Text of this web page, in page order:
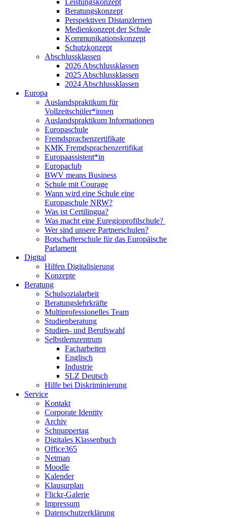
Leistungskonzept
Beratungskonzept
Perspektiven Distanzlernen
Medienkonzept der Schule
Kommunikationskonzept
Schutzkonzept
Abschlussklassen
2026 Abschlussklassen
2025 Abschlussklassen
2024 Abschlussklassen
Europa
Auslandspraktikum für
Vollzeitschüler*innen
Auslandspraktikum Informationen
Europaschule
Fremdsprachenzertifikate
KMK Fremdsprachenzertifikat
Europaassistent*in
Europaclub
BWV means Business
Schule mit Courage
Wann wird eine Schule eine
Europaschule NRW?
Was ist Certilingua?
Was macht eine Euregioprofilschule?
Wer sind unsere Partnerschulen?
Botschafterschule für das Europäische
Parlament
Digital
Hilfen Digitalisierung
Konzepte
Beratung
Schulsozialarbeit
Beratungslehrkräfte
Multiprofessionelles Team
Studienberatung
Studien- und Berufswahl
Selbstlernzentrum
Facharbeiten
Englisch
Industrie
SLZ Deutsch
Hilfe bei Diskriminierung
Service
Kontakt
Corporate Identity
Archiv
Schnuppertag
Digitales Klassenbuch
Office365
Netman
Moodle
Kalender
Klausurplan
Flickr-Galerie
Impressum
Datenschutzerklärung